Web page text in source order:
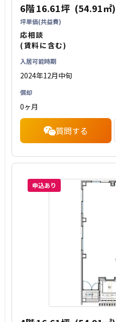
6階16.61坪 (54.91㎡)
坪単価(共益費)
応相談
(賃料に含む)
入居可能時期
2024年12月中旬
償却
0ヶ月
質問する
申込あり